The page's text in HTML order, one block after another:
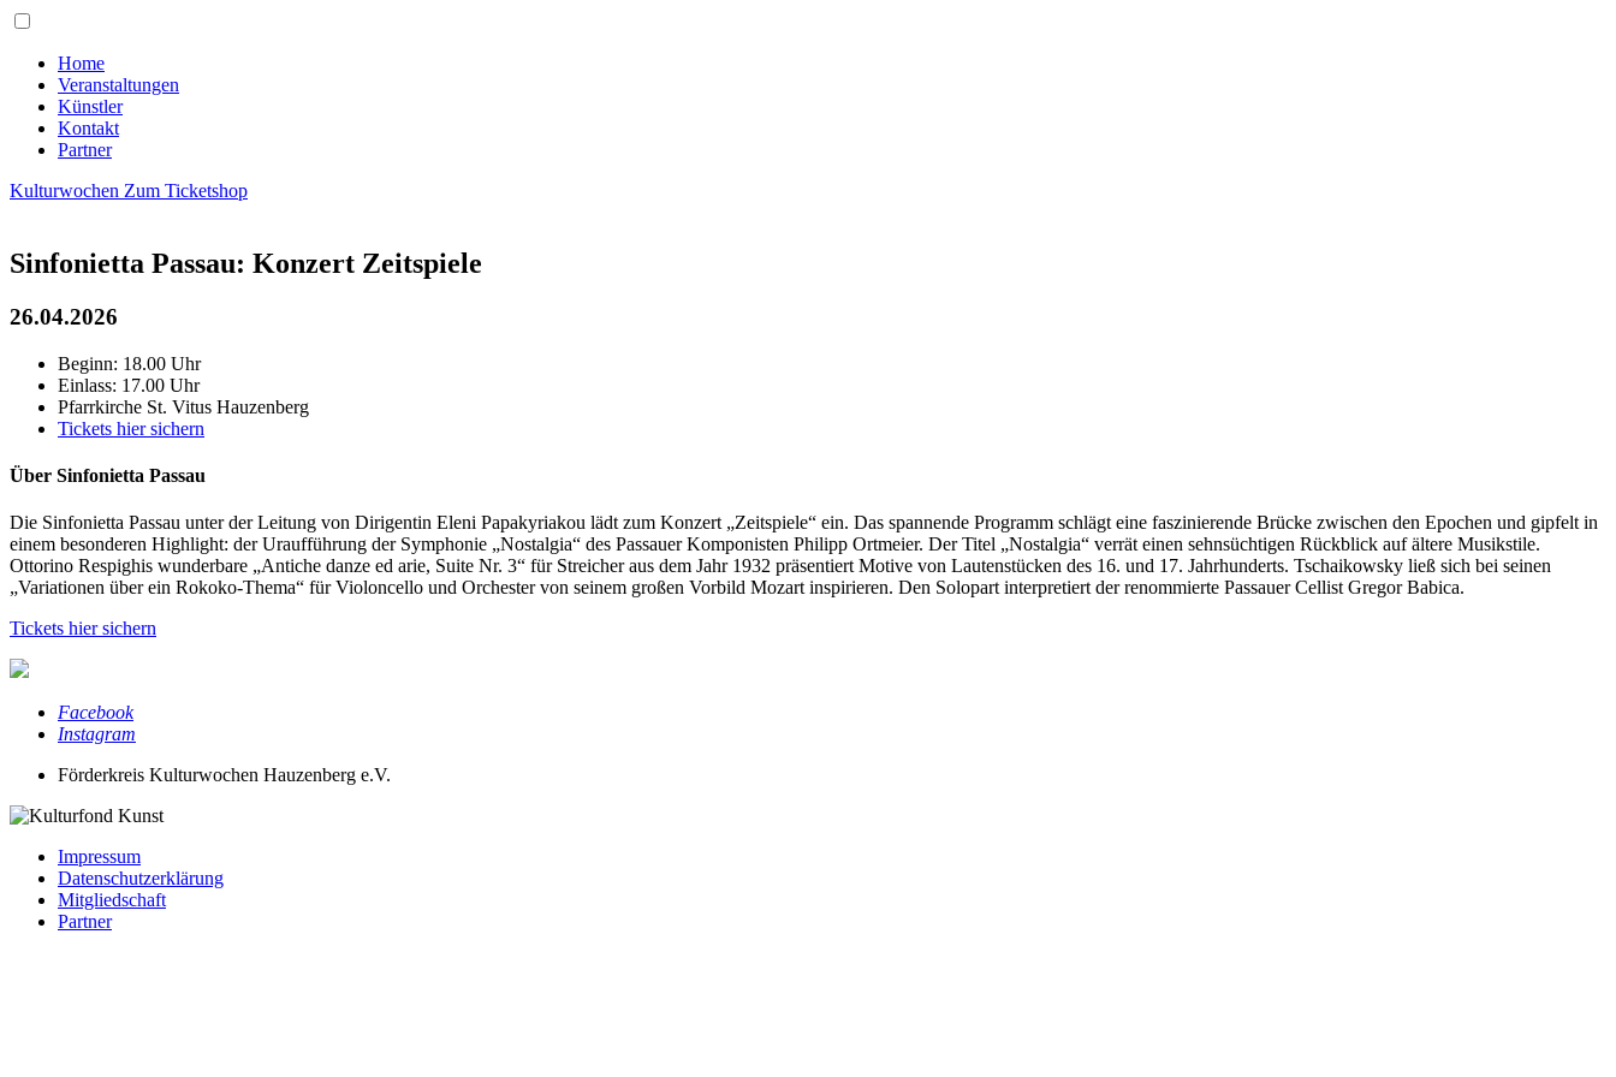
Home
Veranstaltungen
Künstler
Kontakt
Partner
Kulturwochen Zum Ticketshop
Sinfonietta Passau: Konzert Zeitspiele
26.04.2026
Beginn: 18.00 Uhr
Einlass: 17.00 Uhr
Pfarrkirche St. Vitus Hauzenberg
Tickets hier sichern
Über Sinfonietta Passau
Die Sinfonietta Passau unter der Leitung von Dirigentin Eleni Papakyriakou lädt zum Konzert „Zeitspiele“ ein. Das spannende Programm schlägt eine faszinierende Brücke zwischen den Epochen und gipfelt in
einem besonderen Highlight: der Uraufführung der Symphonie „Nostalgia“ des Passauer Komponisten Philipp Ortmeier. Der Titel „Nostalgia“ verrät einen sehnsüchtigen Rückblick auf ältere Musikstile.
Ottorino Respighis wunderbare „Antiche danze ed arie, Suite Nr. 3“ für Streicher aus dem Jahr 1932 präsentiert Motive von Lautenstücken des 16. und 17. Jahrhunderts. Tschaikowsky ließ sich bei seinen
„Variationen über ein Rokoko-Thema“ für Violoncello und Orchester von seinem großen Vorbild Mozart inspirieren. Den Solopart interpretiert der renommierte Passauer Cellist Gregor Babica.
Tickets hier sichern
Facebook
Instagram
Förderkreis Kulturwochen Hauzenberg e.V.
Impressum
Datenschutz­erklärung
Mitgliedschaft
Partner